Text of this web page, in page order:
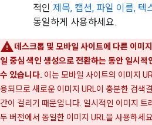
적인 제목, 캡션, 파일 이름, 텍
동일하게 사용하세요.
데스크톱 및 모바일 사이트에 다른 이미
일 중심 색인 생성으로 전환하는 동안 일시
수 있습니다. 이는 모바일 사이트의 이미지
용되므로 새로운 이미지 URL이 충분한 검색
간이 걸리기 때문입니다. 일시적인 이미지 트
두 버전에서 동일한 이미지 URL을 사용하세